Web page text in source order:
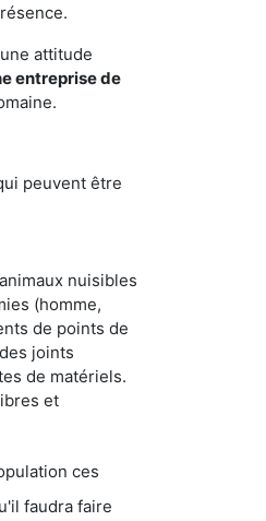
attitude
entreprise de
peuvent être
nuisibles
(homme,
de points de
joints
de matériels.
et